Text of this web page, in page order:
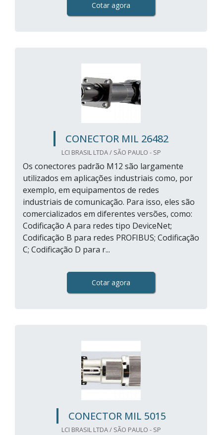
Cotar agora
CONECTOR MIL 26482
LCI BRASIL LTDA / SÃO PAULO - SP
Os conectores padrão M12 são largamente
utilizados em aplicações industriais como, por
exemplo, em equipamentos de redes
industriais de comunicação. Para isso, eles são
comercializados em diferentes versões, como:
Codificação A para redes tipo DeviceNet;
Codificação B para redes PROFIBUS; Codificação
C; Codificação D para r...
Cotar agora
CONECTOR MIL 5015
LCI BRASIL LTDA / SÃO PAULO - SP